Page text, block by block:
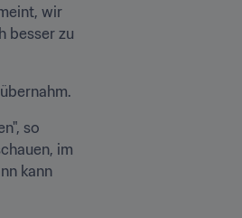
wir
besser zu
so
im
kann